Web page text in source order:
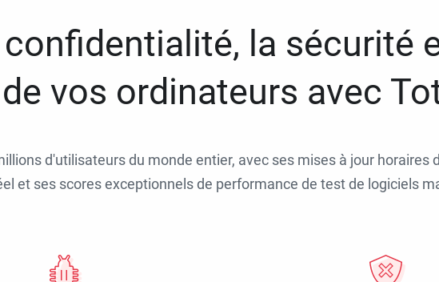
la sécurité
vos ordinateurs avec
d'utilisateurs du monde entier, avec ses mises à jour horaires
et ses scores exceptionnels de performance de test de logiciels